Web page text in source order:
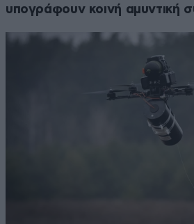
υπογράφουν κοινή αμυντική